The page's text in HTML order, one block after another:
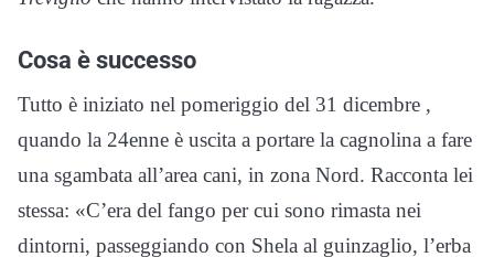
Cosa è successo
Tutto è iniziato nel pomeriggio del 31 dicembre ,
quando la 24enne è uscita a portare la cagnolina a fare
una sgambata all’area cani, in zona Nord. Racconta lei
stessa: «C’era del fango per cui sono rimasta nei
dintorni, passeggiando con Shela al guinzaglio, l’erba